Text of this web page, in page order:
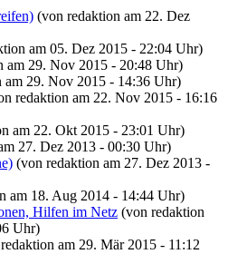
(von redaktion am 22. Dez
am 05. Dez 2015 - 22:04 Uhr)
am 29. Nov 2015 - 20:48 Uhr)
am 29. Nov 2015 - 14:36 Uhr)
redaktion am 22. Nov 2015 - 16:16
am 22. Okt 2015 - 23:01 Uhr)
27. Dez 2013 - 00:30 Uhr)
(von redaktion am 27. Dez 2013 -
am 18. Aug 2014 - 14:44 Uhr)
Hilfen im Netz (von redaktion
Uhr)
am 29. Mär 2015 - 11:12